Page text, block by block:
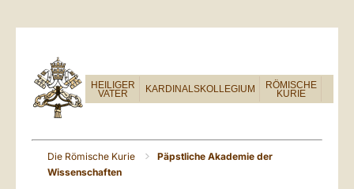
HEILIGER
VATER KARDINALSKOLLEGIUM RÖMISCHE
KURIE
Die Römische Kurie
Päpstliche Akademie der
Wissenschaften